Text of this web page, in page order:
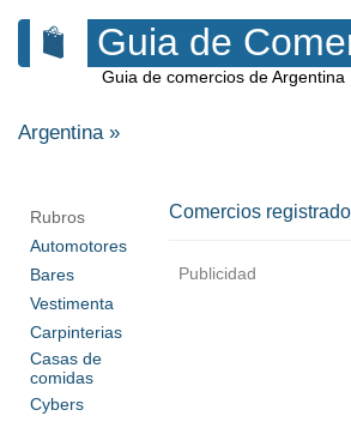
Guia de
Guia de comercios de Argentina
Argentina»
Rubros
Automotores
Bares
Vestimenta
Carpinterias
Casas de
comidas
Cybers
Comercios
Publicidad